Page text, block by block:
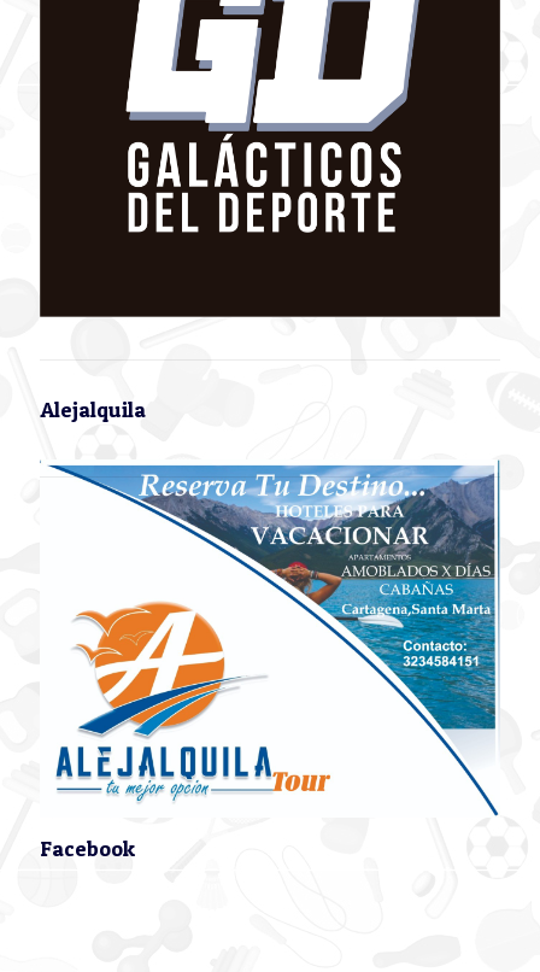
Alejalquila
Facebook